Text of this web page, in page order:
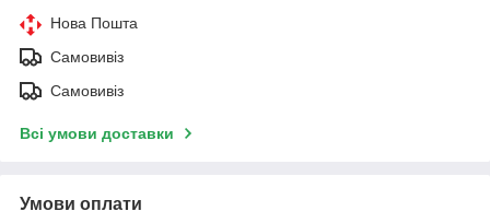
Нова Пошта
Самовивіз
Самовивіз
Всі умови доставки
Умови оплати